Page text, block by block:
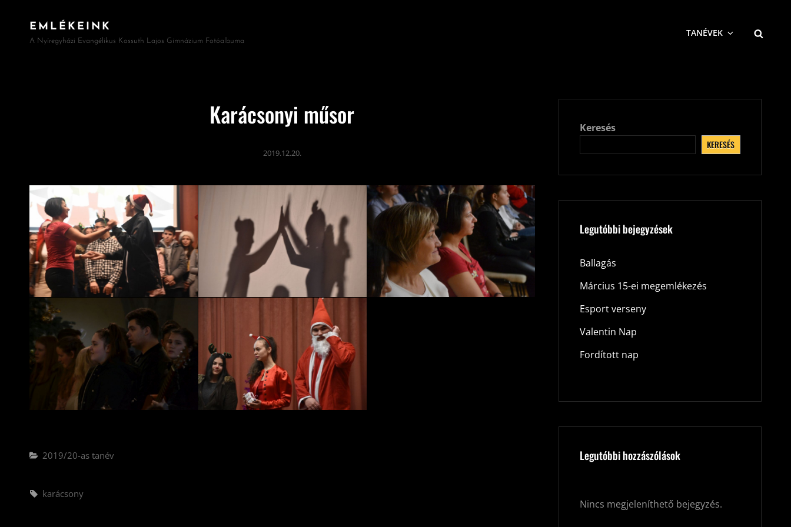
EMLÉKEINK
A Nyíregyházi Evangélikus Kossuth Lajos Gimnázium Fotóalbuma
TANÉVEK
Karácsonyi műsor
2019.12.20.
Categories
2019/20-as tanév
Tags,
karácsony
Keresés
KERESÉS
Legutóbbi bejegyzések
Ballagás
Március 15-ei megemlékezés
Esport verseny
Valentin Nap
Fordított nap
Legutóbbi hozzászólások
Nincs megjeleníthető bejegyzés.